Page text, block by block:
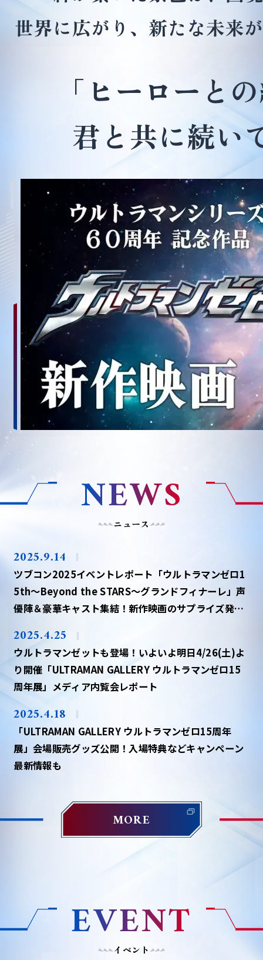
NEWS
ニュース
2025.9.14
ツブコン2025イベントレポート「ウルトラマンゼロ1
5th～Beyond the STARS〜グランドフィナーレ」声
優陣＆豪華キャスト集結！新作映画のサプライズ発表
2025.4.25
ウルトラマンゼットも登場！いよいよ明日4/26(土)よ
り開催「ULTRAMAN GALLERY ウルトラマンゼロ15
周年展」メディア内覧会レポート
2025.4.18
「ULTRAMAN GALLERY ウルトラマンゼロ15周年
展」会場販売グッズ公開！入場特典などキャンペーン
最新情報も
MORE
EVENT
イベント